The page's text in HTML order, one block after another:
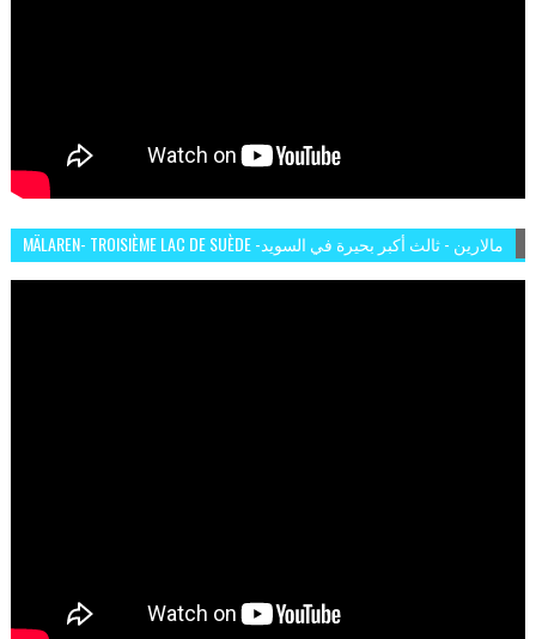
MÄLAREN- TROISIÈME LAC DE SUÈDE -مالارين - ثالث أكبر بحيرة في السويد